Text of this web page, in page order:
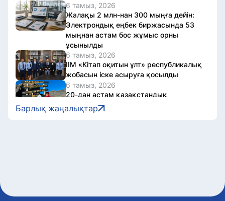
6 тамыз, 2026
Жалақы 2 млн-нан 300 мыңға дейін:
Электрондық еңбек биржасында 53
мыңнан астам бос жұмыс орны
ұсынылды
6 тамыз, 2026
ІІМ «Кітап оқитын ұлт» республикалық
жобасын іске асыруға қосылды
6 тамыз, 2026
20-дан астам қазақстандық
Африканың ең биік нүктесі –
Килиманджаро шыңына шықты
Барлық жаңалықтар